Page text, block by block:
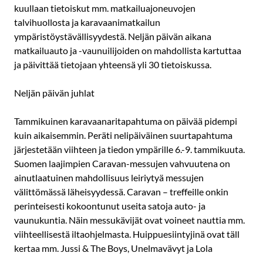
kuullaan tietoiskut mm. matkailuajoneuvojen
talvihuollosta ja karavaanimatkailun
ympäristöystävällisyydestä. Neljän päivän aikana
matkailuauto ja -vaunuilijoiden on mahdollista kartuttaa
ja päivittää tietojaan yhteensä yli 30 tietoiskussa.
Neljän päivän juhlat
Tammikuinen karavaanaritapahtuma on päivää pidempi
kuin aikaisemmin. Peräti nelipäiväinen suurtapahtuma
järjestetään viihteen ja tiedon ympärille 6.-9. tammikuuta.
Suomen laajimpien Caravan-messujen vahvuutena on
ainutlaatuinen mahdollisuus leiriytyä messujen
välittömässä läheisyydessä. Caravan – treffeille onkin
perinteisesti kokoontunut useita satoja auto- ja
vaunukuntia. Näin messukävijät ovat voineet nauttia mm.
viihteellisestä iltaohjelmasta. Huippuesiintyjinä ovat täll
kertaa mm. Jussi & The Boys, Unelmavävyt ja Lola